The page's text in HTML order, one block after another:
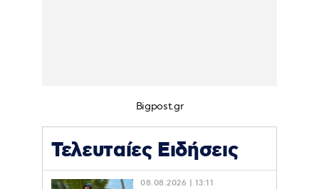
Bigpost.gr
Τελευταίες Ειδήσεις
08.08.2026 | 13:11